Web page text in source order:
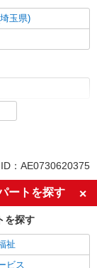
玉県)
歓迎
ID：AE0730620375
ートを探す
を探す
祉
ビス